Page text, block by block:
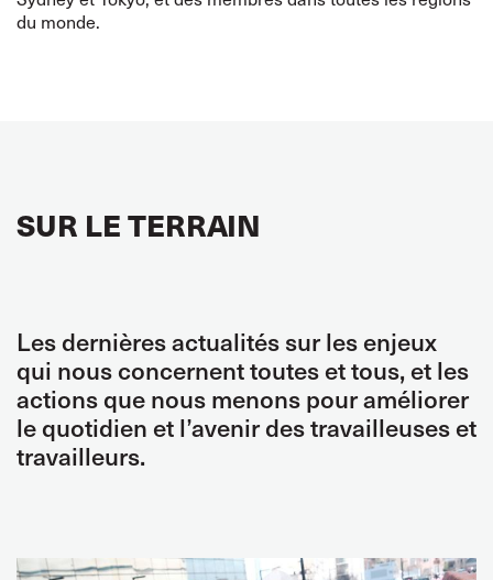
du monde.
SUR LE TERRAIN
Les dernières actualités sur les enjeux
qui nous concernent toutes et tous, et les
actions que nous menons pour améliorer
le quotidien et l’avenir des travailleuses et
travailleurs.